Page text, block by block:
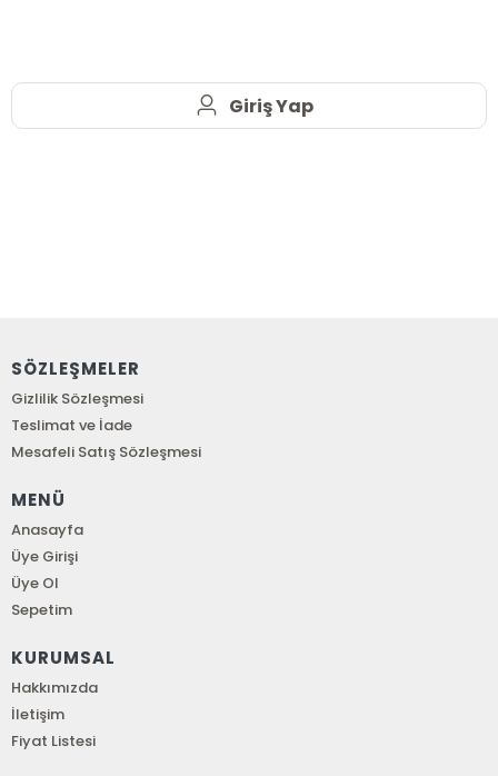
Giriş Yap
SÖZLEŞMELER
Gizlilik Sözleşmesi
Teslimat ve İade
Mesafeli Satış Sözleşmesi
MENÜ
Anasayfa
Üye Girişi
Üye Ol
Sepetim
KURUMSAL
Hakkımızda
İletişim
Fiyat Listesi